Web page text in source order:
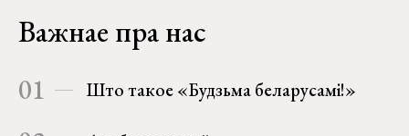
Важнае пра нас
01 Што такое «Будзьма беларусамі!»